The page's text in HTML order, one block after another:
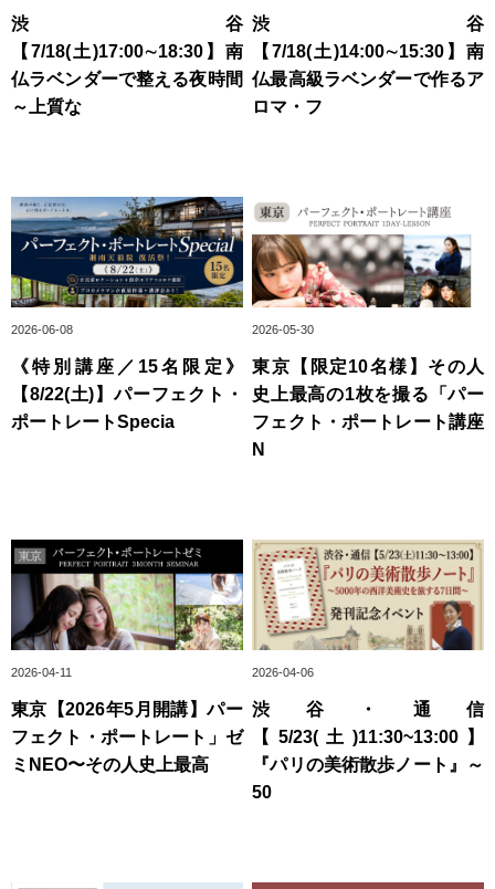
渋谷
【7/18(土)17:00∼18:30】南
仏ラベンダーで整える夜時間
～上質な
渋谷
【7/18(土)14:00∼15:30】南
仏最高級ラベンダーで作るア
ロマ・フ
2026-06-08
《特別講座／15名限定》
【8/22(土)】パーフェクト・
ポートレートSpecia
2026-05-30
東京【限定10名様】その人
史上最高の1枚を撮る「パー
フェクト・ポートレート講座
N
2026-04-11
東京【2026年5月開講】パー
フェクト・ポートレート」ゼ
ミNEO〜その人史上最高
2026-04-06
渋谷・通信
【5/23(土)11:30~13:00】
『パリの美術散歩ノート』～
50